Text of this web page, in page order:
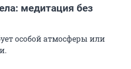
медитация без
особой атмосферы или